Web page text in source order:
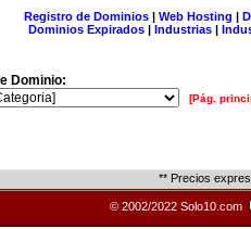
Registro de Dominios| Web Hosting |
Dominios Expirados | Industrias |
Dominio:
[Pág.
** Precios
© 2002/2022 Solo10.com